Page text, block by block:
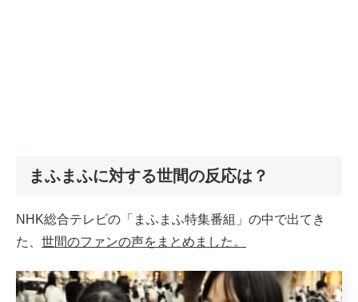
まふまふに対する世間の反応は？
NHK総合テレビの「まふまふ特集番組」の中で出てき
た、 世間のファンの声をまとめました。